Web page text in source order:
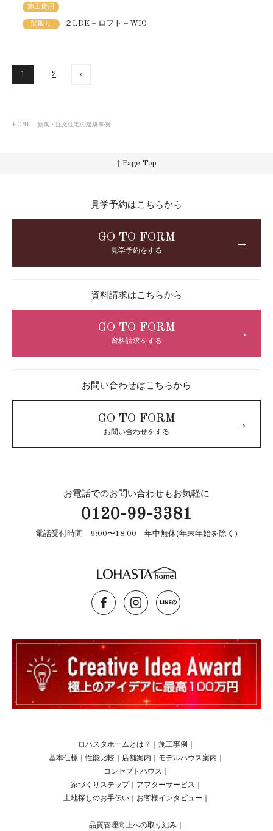
施工費用
間取り ２LDK＋ロフト＋WIC
1 2 »
HOME 新築・注文住宅の建築事例
↑ Page Top
見学予約はこちらから
GO TO FORM
見学予約をする
→
資料請求はこちらから
GO TO FORM
資料請求をする
→
お問い合わせはこちらから
GO TO FORM
お問い合わせをする
→
お電話でのお問い合わせもお気軽に
0120-99-3381
電話受付時間 9:00〜18:00 年中無休(年末年始を除く)
ロハスタホームとは？ 施工事例
基本仕様 ｜性能比較 店舗案内 モデルハウス案内
コンセプトハウス
家づくりステップ
アフターサービス
土地探しのお手伝い
お客様インタビュー
品質管理向上への取り組み